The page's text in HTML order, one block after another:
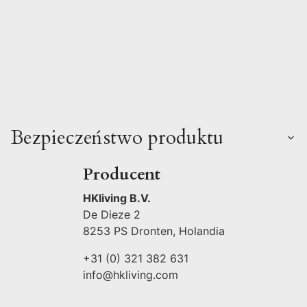
Bezpieczeństwo produktu
Producent
HKliving B.V.
De Dieze 2
8253 PS Dronten, Holandia
+31 (0) 321 382 631
info@hkliving.com